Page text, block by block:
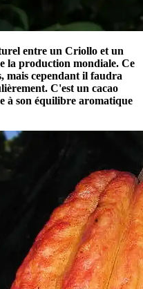
entre un Criollo et un
production mondiale. Ce
mais cependant il faudra
C'est un cacao
à son équilibre aromatique